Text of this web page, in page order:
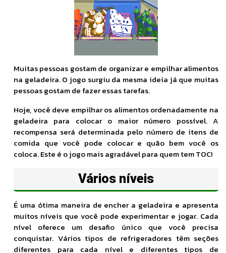
Muitas pessoas gostam de organizar e empilhar alimentos
na geladeira. O jogo surgiu da mesma ideia já que muitas
pessoas gostam de fazer essas tarefas.
Hoje, você deve empilhar os alimentos ordenadamente na
geladeira para colocar o maior número possível. A
recompensa será determinada pelo número de itens de
comida que você pode colocar e quão bem você os
coloca. Este é o jogo mais agradável para quem tem TOC!
Vários níveis
É uma ótima maneira de encher a geladeira e apresenta
muitos níveis que você pode experimentar e jogar. Cada
nível oferece um desafio único que você precisa
conquistar. Vários tipos de refrigeradores têm seções
diferentes para cada nível e diferentes tipos de